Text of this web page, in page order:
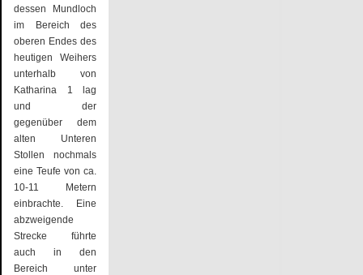
dessen Mundloch
im Bereich des
oberen Endes des
heutigen Weihers
unterhalb von
Katharina 1 lag
und der
gegenüber dem
alten Unteren
Stollen nochmals
eine Teufe von ca.
10-11 Metern
einbrachte. Eine
abzweigende
Strecke führte
auch in den
Bereich unter